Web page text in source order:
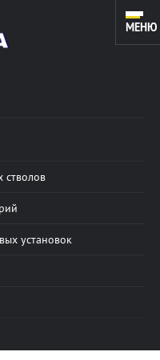
СТВОЛОВ
время. В
МЕНЮ
стволов
установок